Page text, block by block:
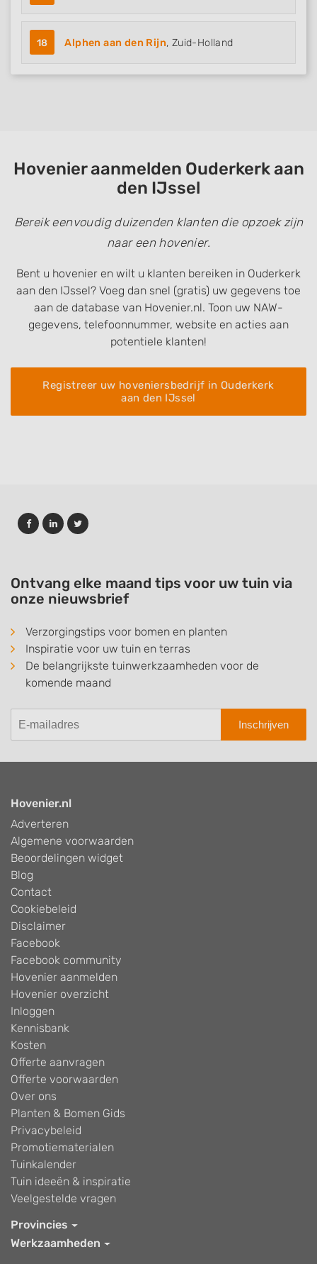
18 Alphen aan den Rijn, Zuid-Holland
Hovenier aanmelden Ouderkerk aan
den IJssel
Bereik eenvoudig duizenden klanten die opzoek zijn
naar een hovenier.
Bent u hovenier en wilt u klanten bereiken in Ouderkerk
aan den IJssel? Voeg dan snel (gratis) uw gegevens toe
aan de database van Hovenier.nl. Toon uw NAW-
gegevens, telefoonnummer, website en acties aan
potentiele klanten!
Registreer uw hoveniersbedrijf in Ouderkerk
aan den IJssel
Ontvang elke maand tips voor uw tuin via
onze nieuwsbrief
Verzorgingstips voor bomen en planten
Inspiratie voor uw tuin en terras
De belangrijkste tuinwerkzaamheden voor de
komende maand
Inschrijven
Hovenier.nl
Adverteren
Algemene voorwaarden
Beoordelingen widget
Blog
Contact
Cookiebeleid
Disclaimer
Facebook
Facebook community
Hovenier aanmelden
Hovenier overzicht
Inloggen
Kennisbank
Kosten
Offerte aanvragen
Offerte voorwaarden
Over ons
Planten & Bomen Gids
Privacybeleid
Promotiematerialen
Tuinkalender
Tuin ideeën & inspiratie
Veelgestelde vragen
Provincies
Werkzaamheden